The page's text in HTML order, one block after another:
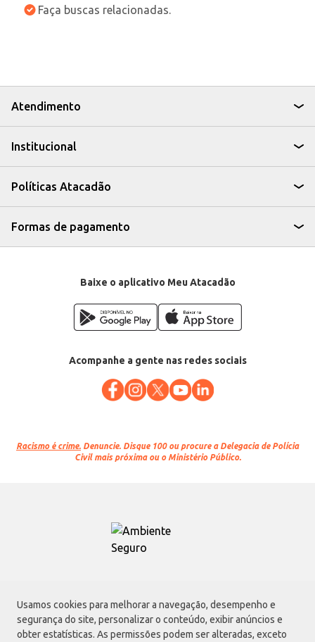
Usamos cookies para melhorar a navegação, desempenho e
segurança do site, personalizar o conteúdo, exibir anúncios e
obter estatísticas. As permissões podem ser alteradas, exceto
Faça buscas relacionadas.
Atendimento
Institucional
Políticas Atacadão
Formas de pagamento
Baixe o aplicativo Meu Atacadão
Acompanhe a gente nas redes sociais
Racismo é crime. Denuncie. Disque 100 ou procure a Delegacia de Polícia
Civil mais próxima ou o Ministério Público.
Atacadão S.A.
Avenida Morvan Dias de Figueiredo, 6169, Vila Maria, São Paulo - SP | CEP
02170-901 | CNPJ: 75.315.333/0001-09